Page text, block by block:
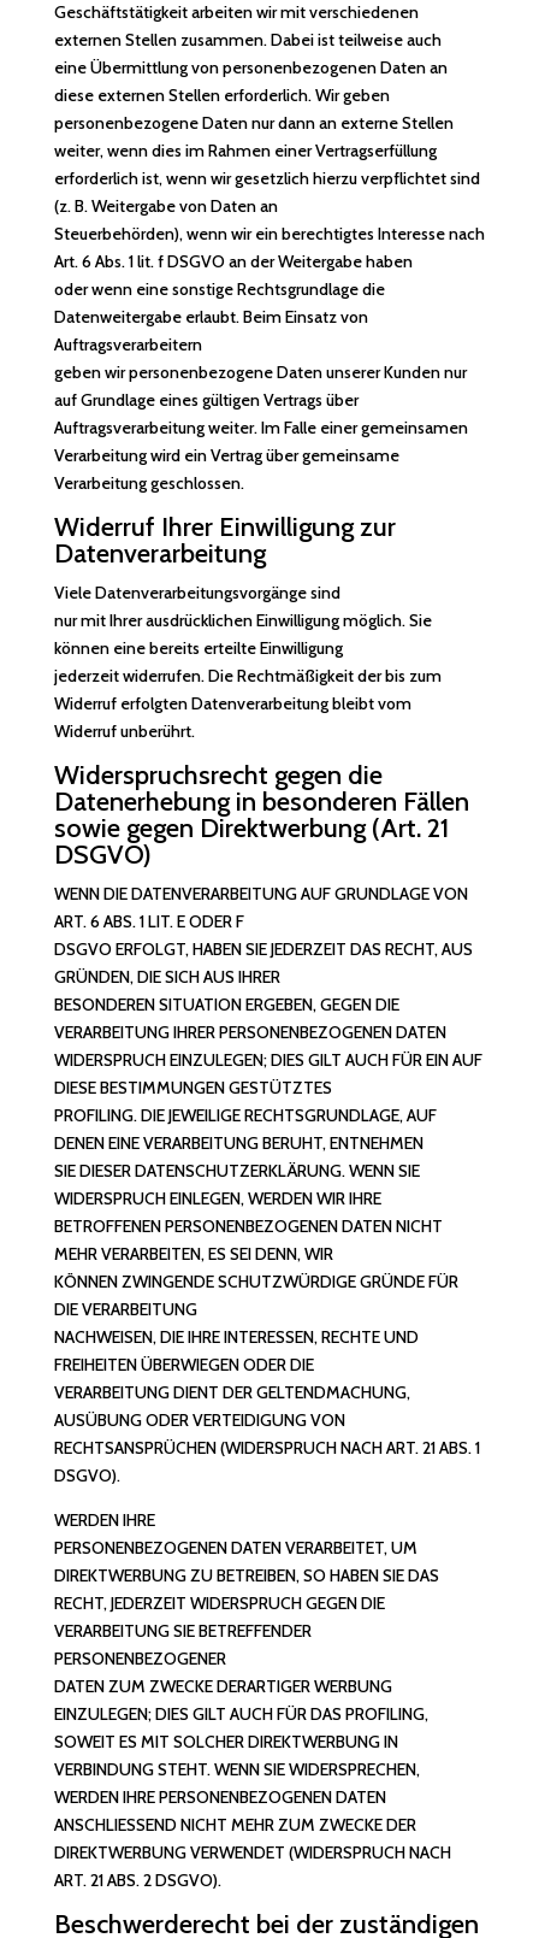
Geschäftstätigkeit arbeiten wir mit verschiedenen
externen Stellen zusammen. Dabei ist teilweise auch
eine Übermittlung von personenbezogenen Daten an
diese externen Stellen erforderlich. Wir geben
personenbezogene Daten nur dann an externe Stellen
weiter, wenn dies im Rahmen einer Vertragserfüllung
erforderlich ist, wenn wir gesetzlich hierzu verpflichtet sind
(z. B. Weitergabe von Daten an
Steuerbehörden), wenn wir ein berechtigtes Interesse nach
Art. 6 Abs. 1 lit. f DSGVO an der Weitergabe haben
oder wenn eine sonstige Rechtsgrundlage die
Datenweitergabe erlaubt. Beim Einsatz von
Auftragsverarbeitern
geben wir personenbezogene Daten unserer Kunden nur
auf Grundlage eines gültigen Vertrags über
Auftragsverarbeitung weiter. Im Falle einer gemeinsamen
Verarbeitung wird ein Vertrag über gemeinsame
Verarbeitung geschlossen.
Widerruf Ihrer Einwilligung zur
Datenverarbeitung
Viele Datenverarbeitungsvorgänge sind
nur mit Ihrer ausdrücklichen Einwilligung möglich. Sie
können eine bereits erteilte Einwilligung
jederzeit widerrufen. Die Rechtmäßigkeit der bis zum
Widerruf erfolgten Datenverarbeitung bleibt vom
Widerruf unberührt.
Widerspruchsrecht gegen die
Datenerhebung in besonderen Fällen
sowie gegen Direktwerbung (Art. 21
DSGVO)
WENN DIE DATENVERARBEITUNG AUF GRUNDLAGE VON
ART. 6 ABS. 1 LIT. E ODER F
DSGVO ERFOLGT, HABEN SIE JEDERZEIT DAS RECHT, AUS
GRÜNDEN, DIE SICH AUS IHRER
BESONDEREN SITUATION ERGEBEN, GEGEN DIE
VERARBEITUNG IHRER PERSONENBEZOGENEN DATEN
WIDERSPRUCH EINZULEGEN; DIES GILT AUCH FÜR EIN AUF
DIESE BESTIMMUNGEN GESTÜTZTES
PROFILING. DIE JEWEILIGE RECHTSGRUNDLAGE, AUF
DENEN EINE VERARBEITUNG BERUHT, ENTNEHMEN
SIE DIESER DATENSCHUTZERKLÄRUNG. WENN SIE
WIDERSPRUCH EINLEGEN, WERDEN WIR IHRE
BETROFFENEN PERSONENBEZOGENEN DATEN NICHT
MEHR VERARBEITEN, ES SEI DENN, WIR
KÖNNEN ZWINGENDE SCHUTZWÜRDIGE GRÜNDE FÜR
DIE VERARBEITUNG
NACHWEISEN, DIE IHRE INTERESSEN, RECHTE UND
FREIHEITEN ÜBERWIEGEN ODER DIE
VERARBEITUNG DIENT DER GELTENDMACHUNG,
AUSÜBUNG ODER VERTEIDIGUNG VON
RECHTSANSPRÜCHEN (WIDERSPRUCH NACH ART. 21 ABS. 1
DSGVO).
WERDEN IHRE
PERSONENBEZOGENEN DATEN VERARBEITET, UM
DIREKTWERBUNG ZU BETREIBEN, SO HABEN SIE DAS
RECHT, JEDERZEIT WIDERSPRUCH GEGEN DIE
VERARBEITUNG SIE BETREFFENDER
PERSONENBEZOGENER
DATEN ZUM ZWECKE DERARTIGER WERBUNG
EINZULEGEN; DIES GILT AUCH FÜR DAS PROFILING,
SOWEIT ES MIT SOLCHER DIREKTWERBUNG IN
VERBINDUNG STEHT. WENN SIE WIDERSPRECHEN,
WERDEN IHRE PERSONENBEZOGENEN DATEN
ANSCHLIESSEND NICHT MEHR ZUM ZWECKE DER
DIREKTWERBUNG VERWENDET (WIDERSPRUCH NACH
ART. 21 ABS. 2 DSGVO).
Beschwerde­recht bei der zuständigen